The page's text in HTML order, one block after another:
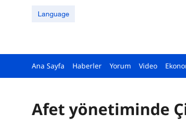
Language
Ana Sayfa Haberler Yorum Video
Afet yönetiminde